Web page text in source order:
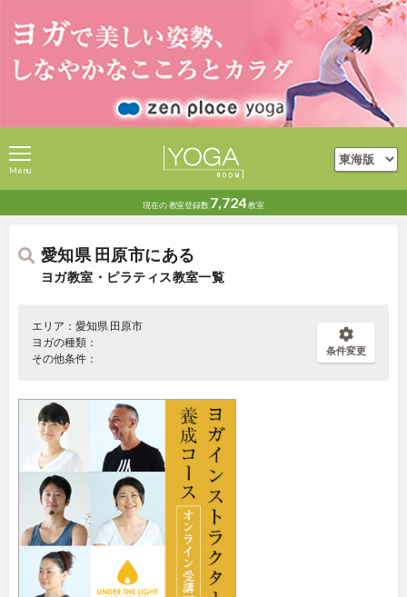
現在の教室登録数 7,724教室
Menu
愛知県 田原市にある
ヨガ教室・ピラティス教室一覧
エリア：愛知県 田原市
ヨガの種類：
その他条件：
条件変更